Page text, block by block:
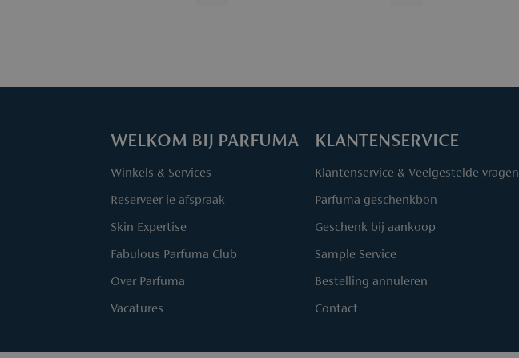
WELKOM BIJ PARFUMA
Winkels & Services
Reserveer je afspraak
Skin Expertise
Fabulous Parfuma Club
Over Parfuma
Vacatures
KLANTENSERVICE
Klantenservice & Veelgestelde vragen
Parfuma geschenkbon
Geschenk bij aankoop
Sample Service
Bestelling annuleren
Contact